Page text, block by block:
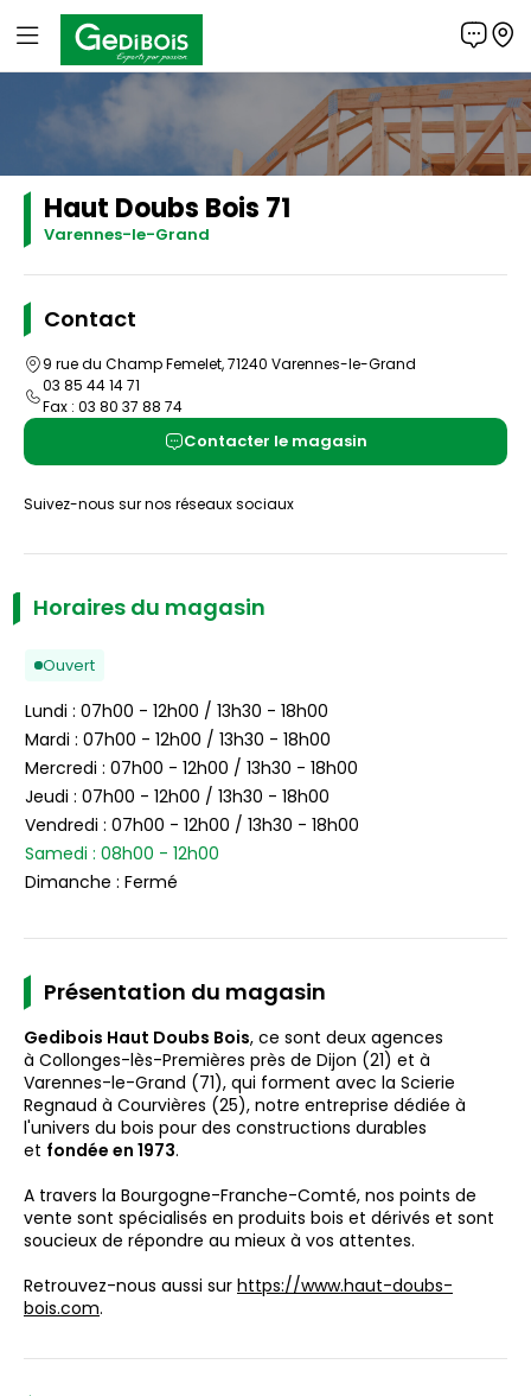
Panneau de gestion des cookies
Gedibois
Haut Doubs Bois 71
Varennes-le-Grand
Contact
9 rue du Champ Femelet, 71240 Varennes-le-Grand
03 85 44 14 71
Fax : 03 80 37 88 74
Contacter le magasin
Suivez-nous sur nos réseaux sociaux
Horaires du magasin
Ouvert
Lundi : 07h00 - 12h00 / 13h30 - 18h00
Mardi : 07h00 - 12h00 / 13h30 - 18h00
Mercredi : 07h00 - 12h00 / 13h30 - 18h00
Jeudi : 07h00 - 12h00 / 13h30 - 18h00
Vendredi : 07h00 - 12h00 / 13h30 - 18h00
Samedi : 08h00 - 12h00
Dimanche : Fermé
Présentation du magasin
Gedibois Haut Doubs Bois, ce sont deux agences
à Collonges-lès-Premières près de Dijon (21) et à
Varennes-le-Grand (71), qui forment avec la Scierie
Regnaud à Courvières (25), notre entreprise dédiée à
l'univers du bois pour des constructions durables
et fondée en 1973.
A travers la Bourgogne-Franche-Comté, nos points de
vente sont spécialisés en produits bois et dérivés et sont
soucieux de répondre au mieux à vos attentes.
Retrouvez-nous aussi sur https://www.haut-doubs-
bois.com.